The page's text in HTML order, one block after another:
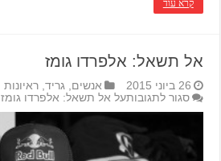
קרא עוד
אל תשאל: אלפרדו גומז
26 ביוני 2015 אנשים,גריד,ראיונות
סגור לתגובותעל אל תשאל: אלפרדו גומז